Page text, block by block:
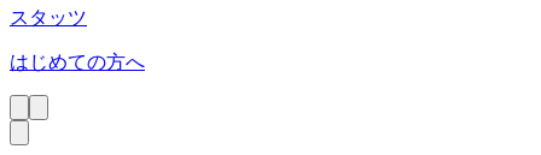
スタッツ
はじめての方へ